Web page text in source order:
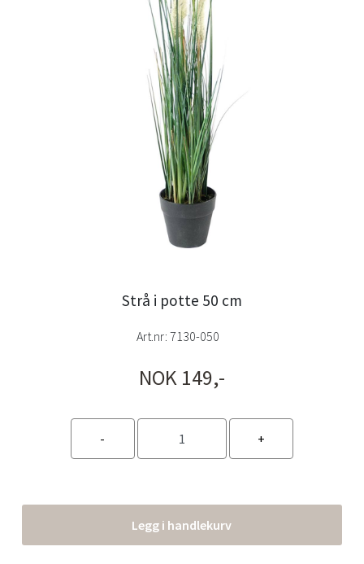
Strå i potte 50 cm
Art.nr: 7130-050
NOK 149,-
Legg i handlekurv